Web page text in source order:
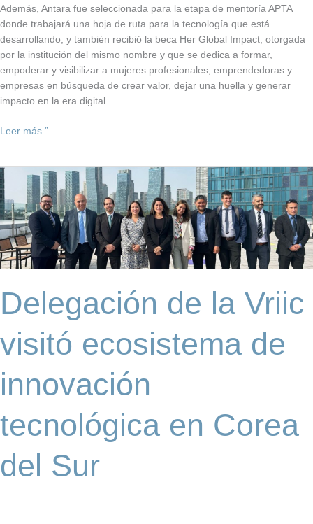
Además, Antara fue seleccionada para la etapa de mentoría APTA
donde trabajará una hoja de ruta para la tecnología que está
desarrollando, y también recibió la beca Her Global Impact, otorgada
por la institución del mismo nombre y que se dedica a formar,
empoderar y visibilizar a mujeres profesionales, emprendedoras y
empresas en búsqueda de crear valor, dejar una huella y generar
impacto en la era digital.
Leer más ”
Delegación de la Vriic
visitó ecosistema de
innovación
tecnológica en Corea
del Sur
Delegación
de
la
Vriic
visitó
ecosistema
de
tecnológica
en
del
Sur